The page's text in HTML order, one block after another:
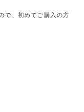
で、初めてご購入の方